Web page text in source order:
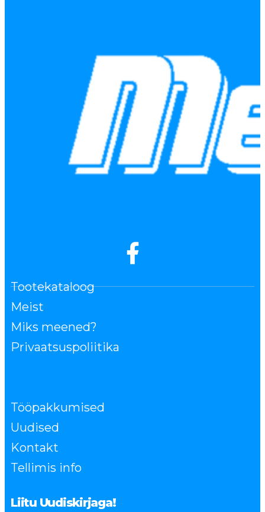
Tootekataloog
Meist
Miks meened?
Privaatsuspoliitika
Tööpakkumised
Uudised
Kontakt
Tellimis info
Liitu Uudiskirjaga!